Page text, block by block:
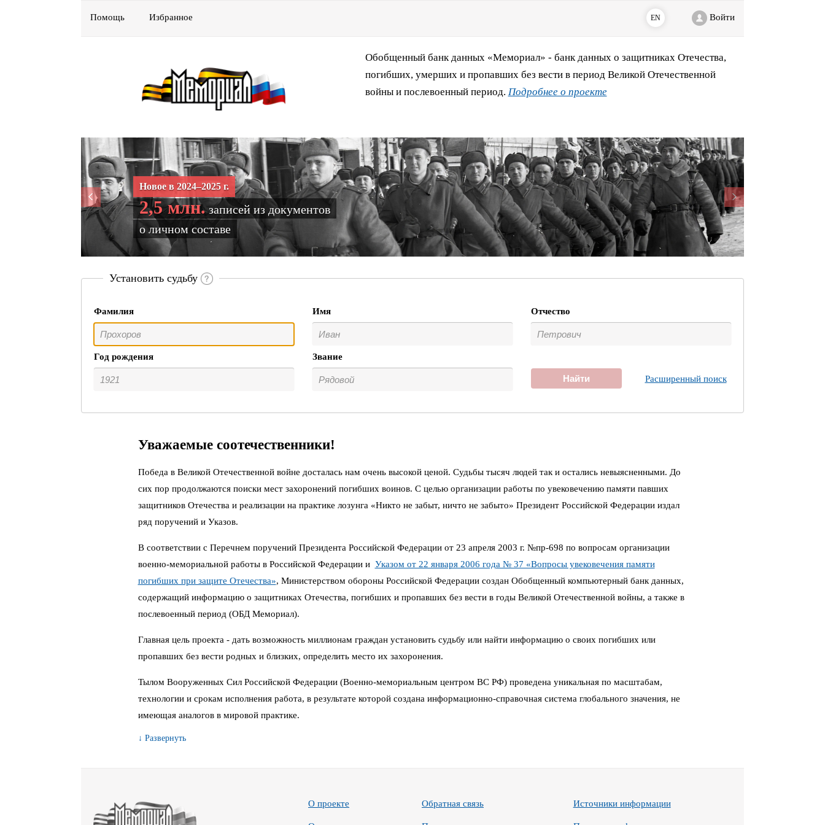
Помощь Избранное EN Войти
Обобщенный банк данных «Мемориал» - банк данных о защитниках Отечества,
погибших, умерших и пропавших без вести в период Великой Отечественной
войны и послевоенный период. Подробнее о проекте
Новое в 2024–2025 г.
2,5 млн.записей из документов
о личном составе
Установить судьбу
Фамилия Имя Отчество
Год рождения Звание
Найти Расширенный поиск
Уважаемые соотечественники!
Победа в Великой Отечественной войне досталась нам очень высокой ценой. Судьбы тысяч людей так и остались невыясненными. До
сих пор продолжаются поиски мест захоронений погибших воинов. С целью организации работы по увековечению памяти павших
защитников Отечества и реализации на практике лозунга «Никто не забыт, ничто не забыто» Президент Российской Федерации издал
ряд поручений и Указов.
В соответствии с Перечнем поручений Президента Российской Федерации от 23 апреля 2003 г. №пр-698 по вопросам организации
военно-мемориальной работы в Российской Федерации и Указом от 22 января 2006 года № 37 «Вопросы увековечения памяти
погибших при защите Отечества», Министерством обороны Российской Федерации создан Обобщенный компьютерный банк данных,
содержащий информацию о защитниках Отечества, погибших и пропавших без вести в годы Великой Отечественной войны, а также в
послевоенный период (ОБД Мемориал).
Главная цель проекта - дать возможность миллионам граждан установить судьбу или найти информацию о своих погибших или
пропавших без вести родных и близких, определить место их захоронения.
Тылом Вооруженных Сил Российской Федерации (Военно-мемориальным центром ВС РФ) проведена уникальная по масштабам,
технологии и срокам исполнения работа, в результате которой создана информационно-справочная система глобального значения, не
имеющая аналогов в мировой практике.
↓ Развернуть
О проекте Обратная связь Источники информации